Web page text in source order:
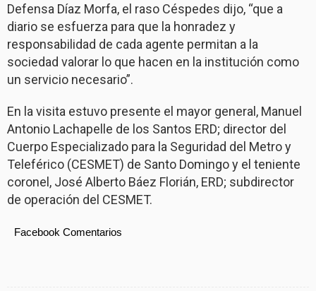
Defensa Díaz Morfa, el raso Céspedes dijo, “que a
diario se esfuerza para que la honradez y
responsabilidad de cada agente permitan a la
sociedad valorar lo que hacen en la institución como
un servicio necesario”.
En la visita estuvo presente el mayor general, Manuel
Antonio Lachapelle de los Santos ERD; director del
Cuerpo Especializado para la Seguridad del Metro y
Teleférico (CESMET) de Santo Domingo y el teniente
coronel, José Alberto Báez Florián, ERD; subdirector
de operación del CESMET.
Facebook Comentarios